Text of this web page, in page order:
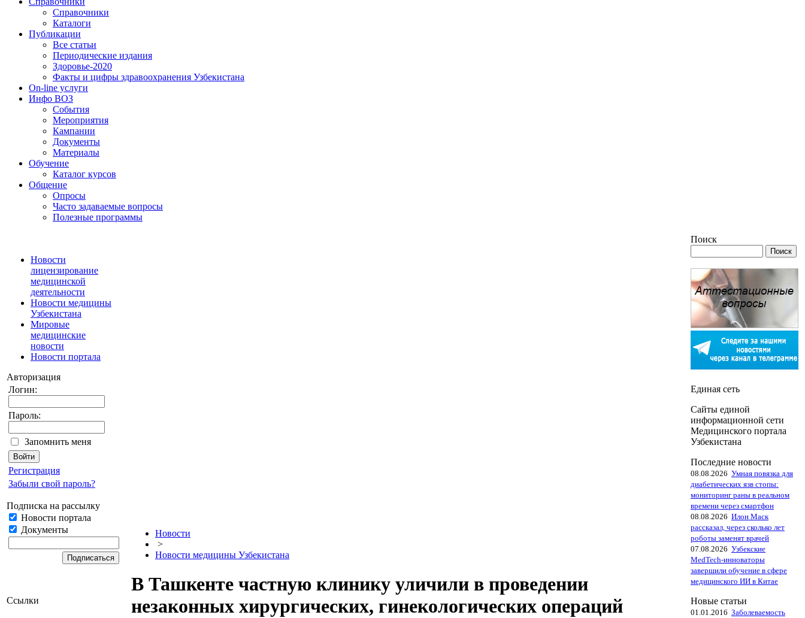
Справочники
Каталоги
Публикации
Все статьи
Периодические издания
Здоровье-2020
Факты и цифры здравоохранения Узбекистана
On-line услуги
Инфо ВОЗ
События
Мероприятия
Кампании
Документы
Материалы
Обучение
Каталог курсов
Общение
Опросы
Часто задаваемые вопросы
Полезные программы
Новости
лицензирование
медицинской
деятельности
Новости медицины
Узбекистана
Мировые
медицинские
новости
Новости портала
Авторизация
Логин:
Пароль:
Запомнить меня
Регистрация
Забыли свой пароль?
Подписка на рассылку
Новости портала
Документы
Ссылки
Новости
>
Новости медицины Узбекистана
В Ташкенте частную клинику уличили в проведении
незаконных хирургических, гинекологических операций
Поиск
Единая сеть
Сайты единой
информационной сети
Медицинского портала
Узбекистана
Последние новости
08.08.2026 Умная повязка для
диабетических язв стопы:
мониторинг раны в реальном
времени через смартфон
08.08.2026 Илон Маск
рассказал, через сколько лет
роботы заменят врачей
07.08.2026 Узбекские
MedTech-инноваторы
завершили обучение в сфере
медицинского ИИ в Китае
Новые статьи
01.01.2016 Заболеваемость